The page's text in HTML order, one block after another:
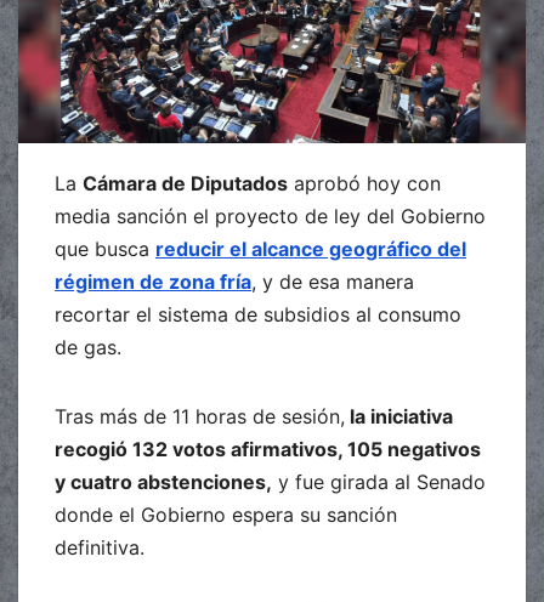
La Cámara de Diputados aprobó hoy con
media sanción el proyecto de ley del Gobierno
que busca reducir el alcance geográfico del
régimen de zona fría, y de esa manera
recortar el sistema de subsidios al consumo
de gas.
Tras más de 11 horas de sesión, la iniciativa
recogió 132 votos afirmativos, 105 negativos
y cuatro abstenciones, y fue girada al Senado
donde el Gobierno espera su sanción
definitiva.